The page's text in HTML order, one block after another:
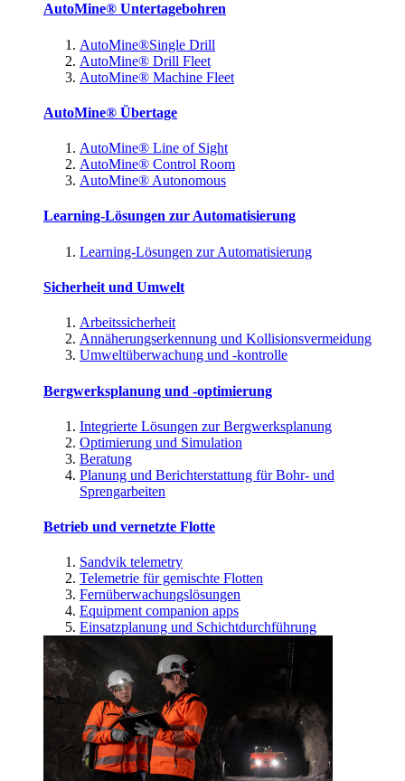
AutoMine® Untertagebohren
AutoMine®Single Drill
AutoMine® Drill Fleet
AutoMine® Machine Fleet
AutoMine® Übertage
AutoMine® Line of Sight
AutoMine® Control Room
AutoMine® Autonomous
Learning-Lösungen zur Automatisierung
Learning-Lösungen zur Automatisierung
Sicherheit und Umwelt
Arbeitssicherheit
Annäherungserkennung und Kollisionsvermeidung
Umweltüberwachung und -kontrolle
Bergwerksplanung und -optimierung
Integrierte Lösungen zur Bergwerksplanung
Optimierung und Simulation
Beratung
Planung und Berichterstattung für Bohr- und
Sprengarbeiten
Betrieb und vernetzte Flotte
Sandvik telemetry
Telemetrie für gemischte Flotten
Fernüberwachungslösungen
Equipment companion apps
Einsatzplanung und Schichtdurchführung